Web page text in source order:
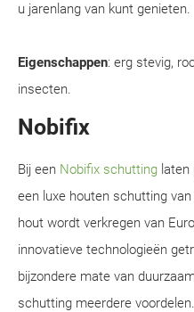
u jarenlang van kunt genieten.
Eigenschappen: erg stevig,
insecten.
Nobifix
Bij een Nobifix schutting
een luxe houten schutting
hout wordt verkregen van
innovatieve technologieën
bijzondere mate van
schutting meerdere